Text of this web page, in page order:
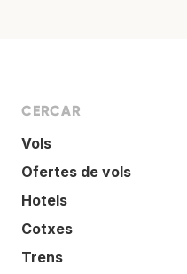
CERCAR
Vols
Ofertes de vols
Hotels
Cotxes
Trens